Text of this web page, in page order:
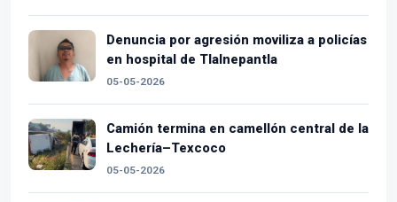
Denuncia por agresión moviliza a policías
en hospital de Tlalnepantla
05-05-2026
Camión termina en camellón central de la
Lechería–Texcoco
05-05-2026